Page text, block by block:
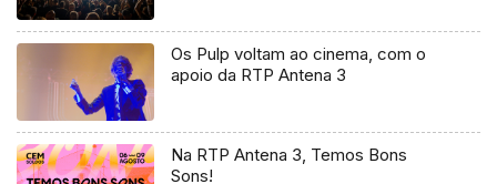
Os Pulp voltam ao cinema, com o
apoio da RTP Antena 3
Na RTP Antena 3, Temos Bons
Sons!